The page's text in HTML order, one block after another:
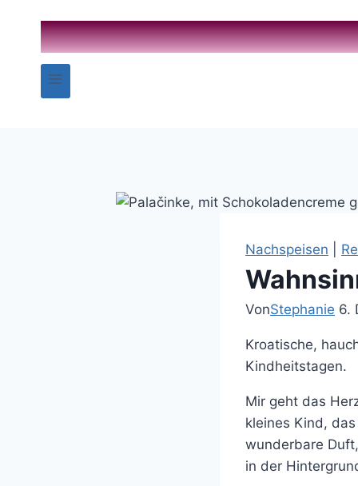
springen
Nachspeisen
VonStephanie 6.
Kroatische,
Kindheitstagen.
Mir geht das
kleines Kind,
wunderbare
in der